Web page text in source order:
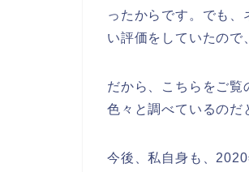
ったからです。でも
い評価をしていたので
だから、こちらをご
色々と調べているのだ
今後、私自身も、